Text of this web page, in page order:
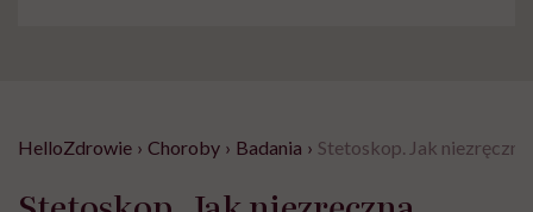
HelloZdrowie › Choroby › Badania › Stetoskop. Jak